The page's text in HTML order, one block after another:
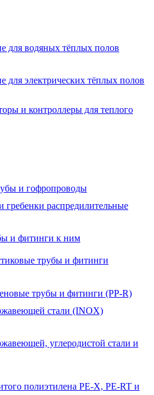
для водяных тёплых полов
для электрических тёплых полов
и контроллеры для теплого
и гофропроводы
гребенки распредилительные
и фитинги к ним
трубы и фитинги
трубы и фитинги (PP-R)
стали (INOX)
углеродистой стали и
полиэтилена PE-X, PE-RT и